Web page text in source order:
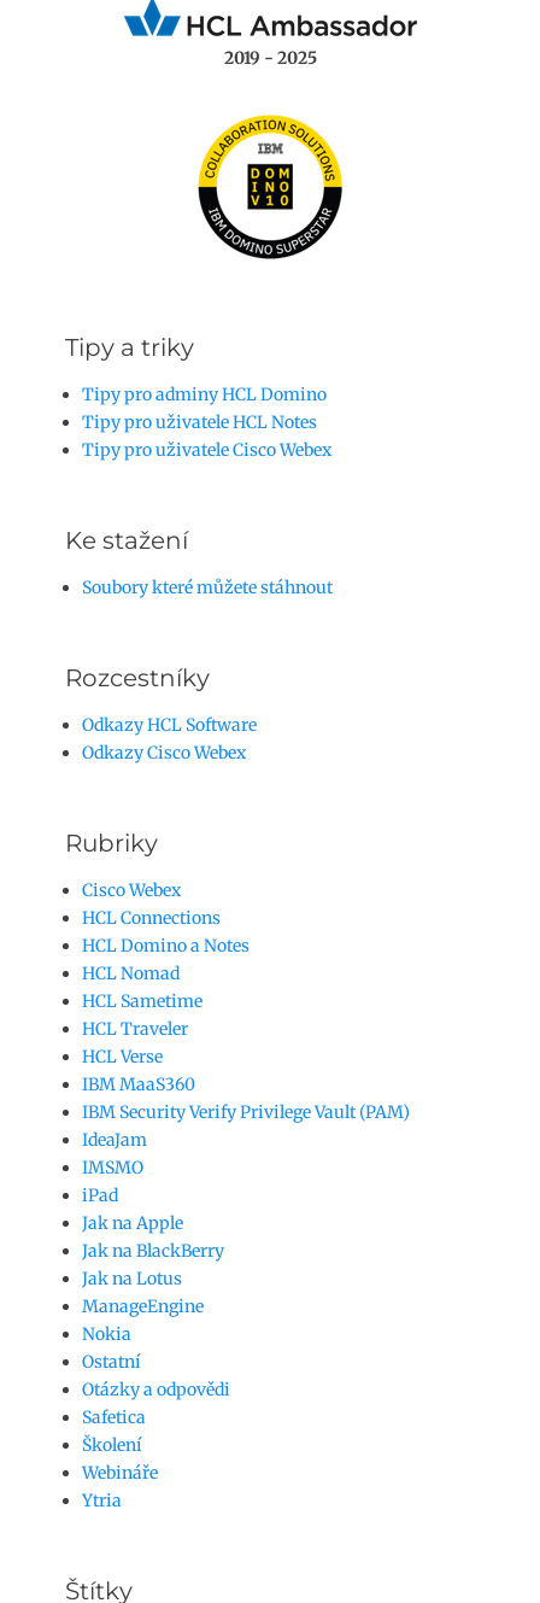
2019 - 2025
Tipy a triky
Tipy pro adminy HCL Domino
Tipy pro uživatele HCL Notes
Tipy pro uživatele Cisco Webex
Ke stažení
Soubory které můžete stáhnout
Rozcestníky
Odkazy HCL Software
Odkazy Cisco Webex
Rubriky
Cisco Webex
HCL Connections
HCL Domino a Notes
HCL Nomad
HCL Sametime
HCL Traveler
HCL Verse
IBM MaaS360
IBM Security Verify Privilege Vault (PAM)
IdeaJam
IMSMO
iPad
Jak na Apple
Jak na BlackBerry
Jak na Lotus
ManageEngine
Nokia
Ostatní
Otázky a odpovědi
Safetica
Školení
Webináře
Ytria
Štítky